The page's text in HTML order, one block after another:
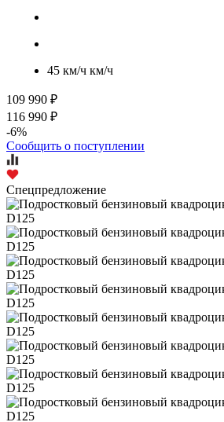
45 км/ч км/ч
109 990 ₽
116 990 ₽
-6%
Сообщить о поступлении
Спецпредложение